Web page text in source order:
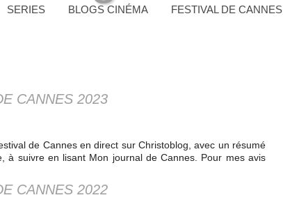
SERIES BLOGS CINÉMA FESTIVAL DE CANNES
CANNES 2023
de Cannes en direct sur Christoblog, avec un résumé
à suivre en lisant Mon journal de Cannes. Pour mes avis
CANNES 2022